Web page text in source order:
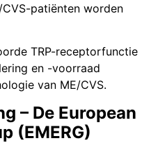
patiënten worden
TRP-receptorfunctie
en -voorraad
van ME/CVS.
– De European
(EMERG)